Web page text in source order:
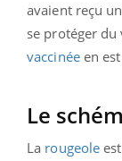
avaient reçu
se protéger du
vaccinéeen est
Le
La rougeole